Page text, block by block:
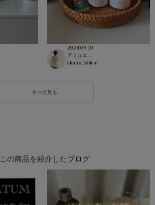
2024.09.10
akane 164cm
この商品を紹介したブログ